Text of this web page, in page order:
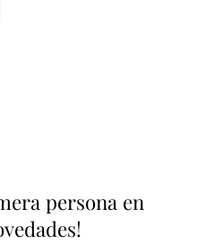
OPCIONES
persona en